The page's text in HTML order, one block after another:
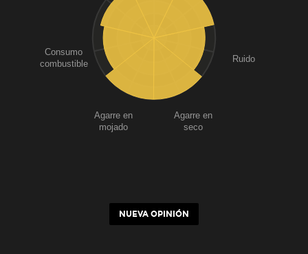
Ruido
Agarre en
seco
Agarre en
mojado
Consumo
combustible
NUEVA OPINIÓN